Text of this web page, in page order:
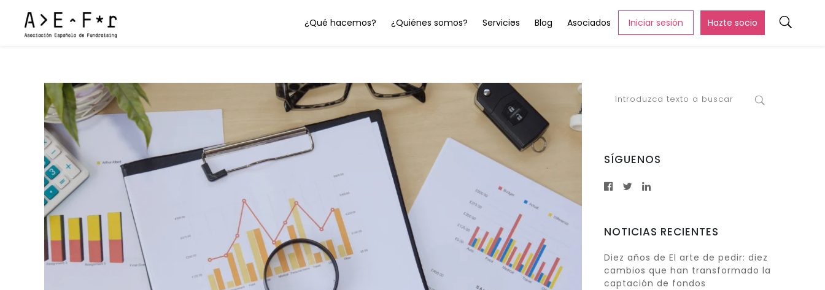
¿Qué hacemos? ¿Quiénes somos? Servicios Blog Asociados Iniciar sesión Hazte socio
SÍGUENOS
NOTICIAS RECIENTES
Diez años de El arte de pedir: diez
cambios que han transformado la
captación de fondos